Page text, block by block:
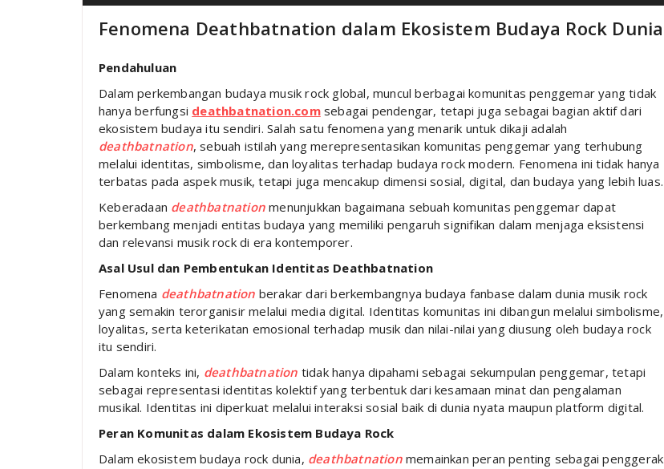
Fenomena Deathbatnation dalam Ekosistem Budaya Rock Dunia
Pendahuluan
Dalam perkembangan budaya musik rock global, muncul berbagai komunitas penggemar yang tidak
hanya berfungsi deathbatnation.comsebagai pendengar, tetapi juga sebagai bagian aktif dari
ekosistem budaya itu sendiri. Salah satu fenomena yang menarik untuk dikaji adalah
deathbatnation, sebuah istilah yang merepresentasikan komunitas penggemar yang terhubung
melalui identitas, simbolisme, dan loyalitas terhadap budaya rock modern. Fenomena ini tidak hanya
terbatas pada aspek musik, tetapi juga mencakup dimensi sosial, digital, dan budaya yang lebih luas.
Keberadaan deathbatnation menunjukkan bagaimana sebuah komunitas penggemar dapat
berkembang menjadi entitas budaya yang memiliki pengaruh signifikan dalam menjaga eksistensi
dan relevansi musik rock di era kontemporer.
Asal Usul dan Pembentukan Identitas Deathbatnation
Fenomena deathbatnation berakar dari berkembangnya budaya fanbase dalam dunia musik rock
yang semakin terorganisir melalui media digital. Identitas komunitas ini dibangun melalui simbolisme,
loyalitas, serta keterikatan emosional terhadap musik dan nilai-nilai yang diusung oleh budaya rock
itu sendiri.
Dalam konteks ini, deathbatnation tidak hanya dipahami sebagai sekumpulan penggemar, tetapi
sebagai representasi identitas kolektif yang terbentuk dari kesamaan minat dan pengalaman
musikal. Identitas ini diperkuat melalui interaksi sosial baik di dunia nyata maupun platform digital.
Peran Komunitas dalam Ekosistem Budaya Rock
Dalam ekosistem budaya rock dunia, deathbatnationmemainkan peran penting sebagai penggerak